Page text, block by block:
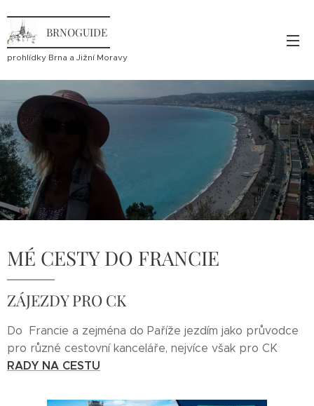
BRNOGUIDE
prohlídky Brna a Jižní Moravy
MÉ CESTY DO FRANCIE
ZÁJEZDY PRO CK
Do Francie a zejména do Paříže jezdím jako průvodce
pro různé cestovní kanceláře, nejvíce však pro CK
RADY NA CESTU